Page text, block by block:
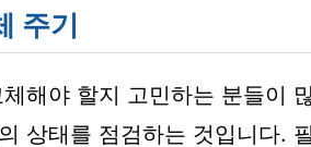
주기
해야 할지 고민하는 분들이
상태를 점검하는 것입니다.